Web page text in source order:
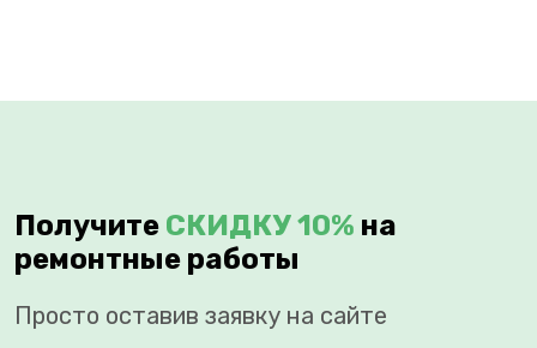
Получите СКИДКУ 10% на
ремонтные работы
Просто оставив заявку на сайте